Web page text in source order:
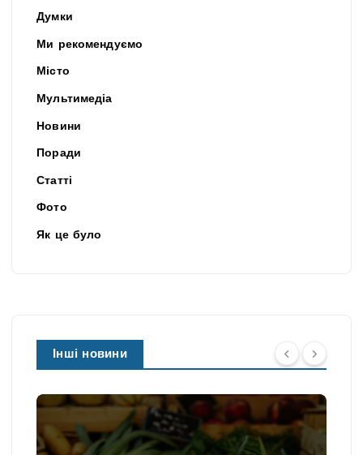
Думки
Ми рекомендуємо
Місто
Мультимедіа
Новини
Поради
Статті
Фото
Як це було
Інші новини